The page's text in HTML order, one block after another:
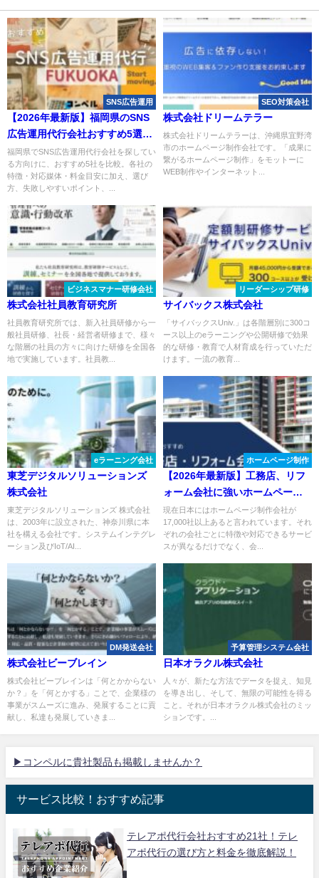
SNS広告運用
【2026年最新版】福岡県のSNS
広告運用代行会社おすすめ5選｜
比較表・選び方も解説
福岡県でSNS広告運用代行会社を探してい
る方向けに、おすすめ5社を比較。各社の
特徴・対応媒体・料金目安に加え、選び
方、失敗しやすいポイント、...
SEO対策会社
株式会社ドリームテラー
株式会社ドリームテラーは、沖縄県宜野湾
市のホームページ制作会社です。「成果に
繋がるホームページ制作」をモットーに
WEB制作やインターネット...
ビジネスマナー研修会社
株式会社社員教育研究所
社員教育研究所では、新入社員研修から一
般社員研修、社長・経営者研修まで、様々
な階層の社員の方々に向けた研修を全国各
地で実施しています。社員教...
リーダーシップ研修
サイバックス株式会社
「サイバックスUniv.」は各階層別に300コ
ース以上のeラーニングや公開研修で効果
的な研修・教育で人材育成を行っていただ
けます。一流の教育...
eラーニング会社
東芝デジタルソリューションズ
株式会社
東芝デジタルソリューションズ 株式会社
は、2003年に設立された、神奈川県に本
社を構える会社です。システムインテグレ
ーション及びIoT/AI...
ホームページ制作
【2026年最新版】工務店、リフ
ォーム会社に強いホームページ
制作会社おすすめ４選
現在日本にはホームページ制作会社が
17,000社以上あると言われています。それ
ぞれの会社ごとに特徴や対応できるサービ
スが異なるだけでなく、会...
DM発送会社
株式会社ビーブレイン
株式会社ビーブレインは「何とかからない
か？」を「何とかする」ことで、企業様の
事業がスムーズに進み、発展することに貢
献し、私達も発展していきま...
予算管理システム会社
日本オラクル株式会社
人々が、新たな方法でデータを捉え、知見
を導き出し、そして、無限の可能性を得る
こと。それが日本オラクル株式会社のミッ
ションです。...
▶コンペルに貴社製品も掲載しませんか？
サービス比較！おすすめ記事
テレアポ代行会社おすすめ21社！テレ
アポ代行の選び方と料金を徹底解説！